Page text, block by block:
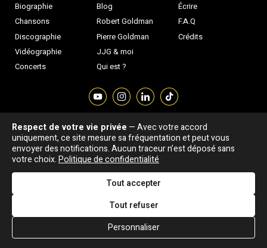
2025 2024 2023 2022 2021 2020 2019 2018 2017
Biographie
Chansons
Discographie
Vidéographie
Concerts
Blog
Robert Goldman
Pierre Goldman
JJG & moi
Qui est ?
Écrire
F.A.Q
Crédits
Association "Parler d'sa vie" © Depuis 1997 - Tous droits réservés |
Signaler une erreur |Confidentialité|Gestion des cookies|Dernière
mise à jour : 05/08/2026
DESIGNED &
DEVELOPED BY
Respect de votre vie privée — Avec votre accord
uniquement, ce site mesure sa fréquentation et peut vous
envoyer des notifications. Aucun traceur n’est déposé sans
votre choix.Politique de confidentialité
Tout accepter
Tout refuser
Personnaliser